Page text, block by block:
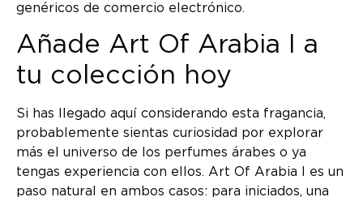
genéricos de comercio electrónico.
Añade Art Of Arabia I a
tu colección hoy
Si has llegado aquí considerando esta fragancia,
probablemente sientas curiosidad por explorar
más el universo de los perfumes árabes o ya
tengas experiencia con ellos. Art Of Arabia I es un
paso natural en ambos casos: para iniciados, una